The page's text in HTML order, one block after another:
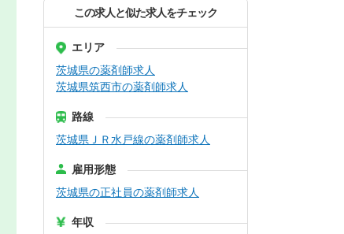
この求人と似た求人をチェック
エリア
茨城県の薬剤師求人
茨城県筑西市の薬剤師求人
路線
茨城県ＪＲ水戸線の薬剤師求人
雇用形態
茨城県の正社員の薬剤師求人
年収